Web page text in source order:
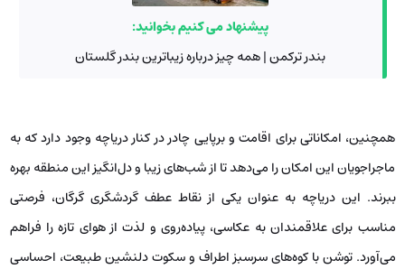
پیشنهاد می کنیم بخوانید:
بندر ترکمن | همه چیز درباره زیباترین بندر گلستان
همچنین، امکاناتی برای اقامت و برپایی چادر در کنار دریاچه وجود دارد که به
ماجراجویان این امکان را می‌دهد تا از شب‌های زیبا و دل‌انگیز این منطقه بهره
ببرند. این دریاچه به عنوان یکی از نقاط عطف گردشگری گرگان، فرصتی
مناسب برای علاقمندان به عکاسی، پیاده‌روی و لذت از هوای تازه را فراهم
می‌آورد. توشن با کوه‌های سرسبز اطراف و سکوت دلنشین طبیعت، احساسی